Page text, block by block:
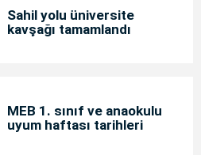
Sahil yolu üniversite
kavşağı tamamlandı
MEB 1. sınıf ve anaokulu
uyum haftası tarihleri